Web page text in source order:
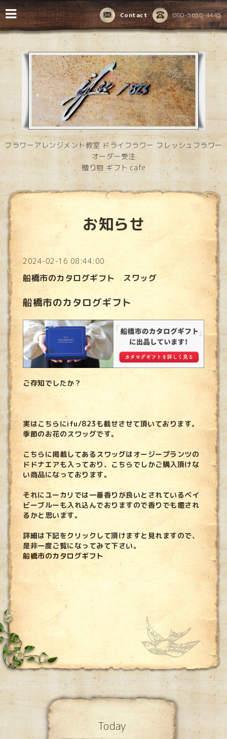
080-5658-4445
Contact
フラワーアレンジメント教室 ドライフラワー フレッシュフラワー
オーダー受注
贈り物 ギフト cafe
お知らせ
2024-02-16 08:44:00
船橋市のカタログギフト スワッグ
船橋市のカタログギフト
ご存知でしたか？
実はこちらにifu/823も載せさせて頂いております。
季節のお花のスワッグです。
こちらに掲載してあるスワッグはオージープランツの
ドドナエアも入っており、こちらでしかご購入頂けな
い商品になっております。
それにユーカリでは一番香りが良いとされているベイ
ビーブルーも入れ込んでおりますので香りでも癒され
るかと思います。
詳細は下記をクリックして頂けますと見れますので、
是非一度ご覧になってみて下さい。
船橋市のカタログギフト
Today